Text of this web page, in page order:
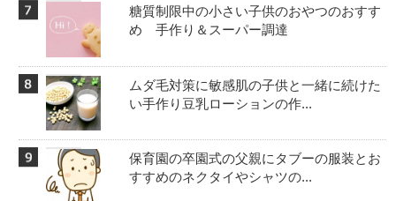
糖質制限中の小さい子供のおやつのおすす
め 手作り＆スーパー調達
ムダ毛対策に敏感肌の子供と一緒に続けた
い手作り豆乳ローションの作...
保育園の卒園式の父親にタブーの服装とお
すすめのネクタイやシャツの...